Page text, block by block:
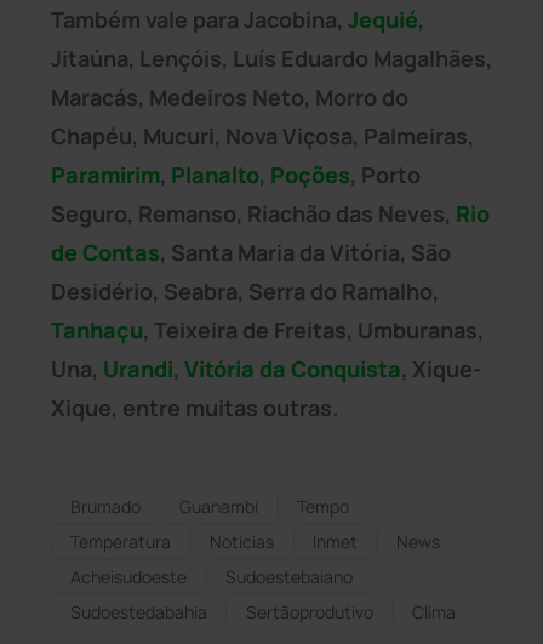
Também vale para Jacobina, Jequié,
Jitaúna, Lençóis, Luís Eduardo Magalhães,
Maracás, Medeiros Neto, Morro do
Chapéu, Mucuri, Nova Viçosa, Palmeiras,
Paramirim, Planalto, Poções, Porto
Seguro, Remanso, Riachão das Neves, Rio
de Contas, Santa Maria da Vitória, São
Desidério, Seabra, Serra do Ramalho,
Tanhaçu, Teixeira de Freitas, Umburanas,
Una, Urandi, Vitória da Conquista, Xique-
Xique, entre muitas outras.
Brumado Guanambi
Tempo
Temperatura
Notícias Inmet
News
Acheisudoeste
Sudoestebaiano
Sudoestedabahia
Sertãoprodutivo Clima